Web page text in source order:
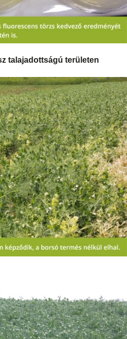
talajadottságú területen